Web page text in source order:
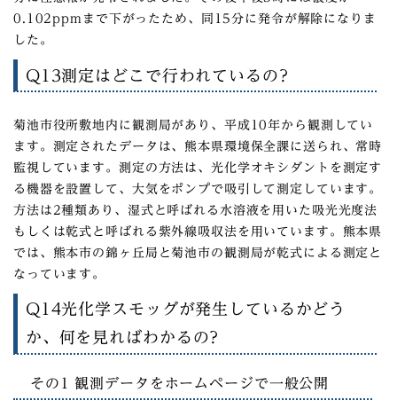
0.102ppmまで下がったため、同15分に発令が解除になりま
した。
Q13測定はどこで行われているの?
菊池市役所敷地内に観測局があり、平成10年から観測してい
ます。測定されたデータは、熊本県環境保全課に送られ、常時
監視しています。測定の方法は、光化学オキシダントを測定す
る機器を設置して、大気をポンプで吸引して測定しています。
方法は2種類あり、湿式と呼ばれる水溶液を用いた吸光光度法
もしくは乾式と呼ばれる紫外線吸収法を用いています。熊本県
では、熊本市の錦ヶ丘局と菊池市の観測局が乾式による測定と
なっています。
Q14光化学スモッグが発生しているかどう
か、何を見ればわかるの?
その1 観測データをホームページで一般公開